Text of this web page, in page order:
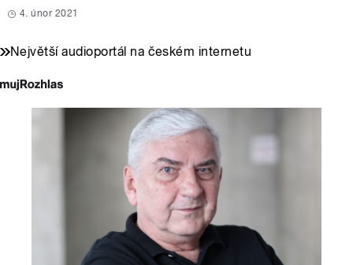
4. únor 2021
Největší audioportál na českém internetu